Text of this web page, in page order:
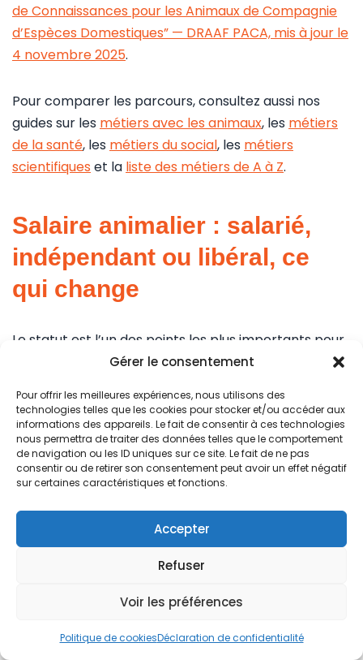
Gérer le consentement
Pour offrir les meilleures expériences, nous utilisons des
technologies telles que les cookies pour stocker et/ou accéder aux
informations des appareils. Le fait de consentir à ces technologies
nous permettra de traiter des données telles que le comportement
de navigation ou les ID uniques sur ce site. Le fait de ne pas
consentir ou de retirer son consentement peut avoir un effet négatif
sur certaines caractéristiques et fonctions.
Accepter
Refuser
Voir les préférences
Politique de cookiesDéclaration de confidentialité
de Connaissances pour les Animaux de Compagnie
d’Espèces Domestiques” — DRAAF PACA, mis à jour le
4 novembre 2025.
Pour comparer les parcours, consultez aussi nos
guides sur les métiers avec les animaux, les métiers
de la santé, les métiers du social, les métiers
scientifiques et la liste des métiers de A à Z.
Salaire animalier : salarié,
indépendant ou libéral, ce
qui change
Le statut est l’un des points les plus importants pour
comprendre les revenus du secteur animalier.
Comparer les statuts dans les métiers
Statut
Exemples de
métiers
Avantages
Salarié
animalier,
secrétaire
d’élevage